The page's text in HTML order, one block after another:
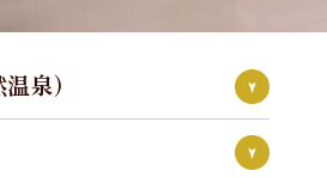
休
10:00（土日祝のみ営業）
クイン：9:30
泉）